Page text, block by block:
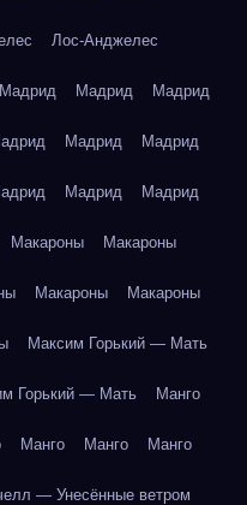
Лос-Анджелес
Мадрид Мадрид Мадрид
Мадрид Мадрид
Мадрид Мадрид
Макароны Макароны
Макароны Макароны
Максим Горький — Мать
Горький — Мать Манго
Манго Манго Манго
— Унесённые ветром